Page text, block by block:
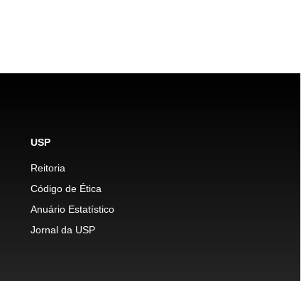
USP
Reitoria
Código de Ética
Anuário Estatístico
Jornal da USP